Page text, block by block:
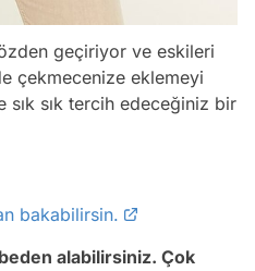
geçiriyor ve eskileri
çekmecenize eklemeyi
sık sık tercih edeceğiniz bir
bakabilirsin.
alabilirsiniz. Çok